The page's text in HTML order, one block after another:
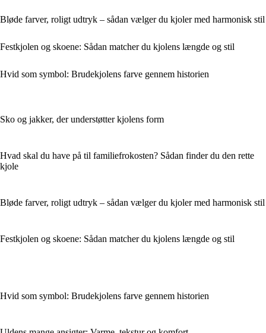
Bløde farver, roligt udtryk – sådan vælger du kjoler med harmonisk stil
Festkjolen og skoene: Sådan matcher du kjolens længde og stil
Hvid som symbol: Brudekjolens farve gennem historien
Sko og jakker, der understøtter kjolens form
Hvad skal du have på til familiefrokosten? Sådan finder du den rette
kjole
Bløde farver, roligt udtryk – sådan vælger du kjoler med harmonisk stil
Festkjolen og skoene: Sådan matcher du kjolens længde og stil
Hvid som symbol: Brudekjolens farve gennem historien